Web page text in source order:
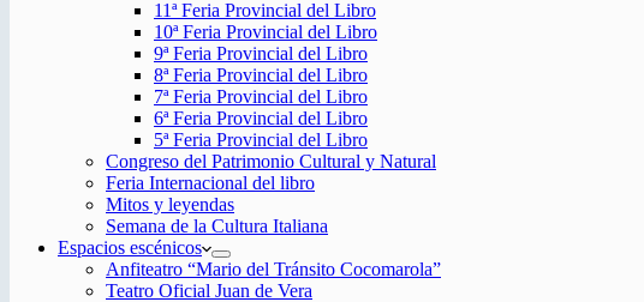
11ª Feria Provincial del Libro
10ª Feria Provincial del Libro
9ª Feria Provincial del Libro
8ª Feria Provincial del Libro
7ª Feria Provincial del Libro
6ª Feria Provincial del Libro
5ª Feria Provincial del Libro
Congreso del Patrimonio Cultural y Natural
Feria Internacional del libro
Mitos y leyendas
Semana de la Cultura Italiana
Espacios escénicos
Anfiteatro “Mario del Tránsito Cocomarola”
Teatro Oficial Juan de Vera